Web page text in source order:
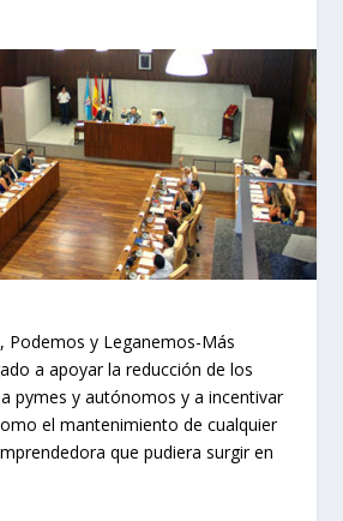
Podemos y Leganemos-Más
a apoyar la reducción de los
pymes y autónomos y a incentivar
el mantenimiento de cualquier
que pudiera surgir en